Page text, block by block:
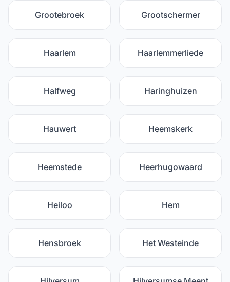
Grootebroek Grootschermer
Haarlem Haarlemmerliede
Halfweg Haringhuizen
Hauwert Heemskerk
Heemstede Heerhugowaard
Heiloo Hem
Hensbroek Het Westeinde